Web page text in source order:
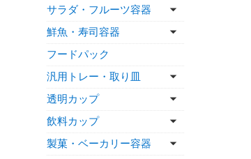
サラダ・フルーツ容器
鮮魚・寿司容器
フードパック
汎用トレー・取り皿
透明カップ
飲料カップ
製菓・ベーカリー容器